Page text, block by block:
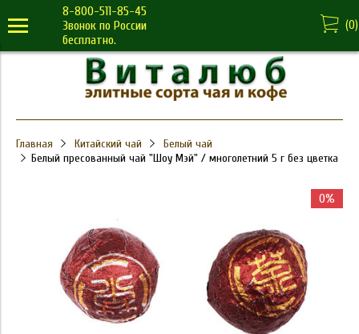
8-800-511-85-45
Звонок по России
бесплатно.
(0)
Главная Китайский чай
Белый чай
Белый пресованный чай "Шоу Мэй" / многолетний 5 г без цветка
0%